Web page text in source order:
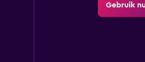
Gebruik